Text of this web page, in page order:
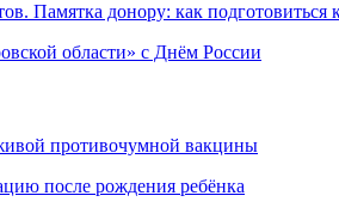
Памятка донору: как подготовиться
области» с Днём России
противочумной вакцины
после рождения ребёнка